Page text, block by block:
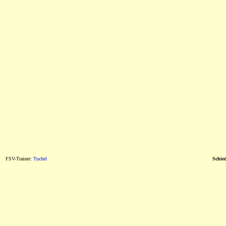
FSV-Trainer: Tuchel